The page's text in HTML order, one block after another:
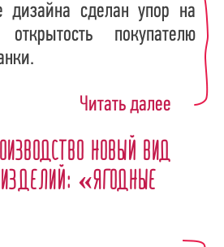
дизайна сделан упор на
покупателю
Читать далее
новый вид
«Ягодные